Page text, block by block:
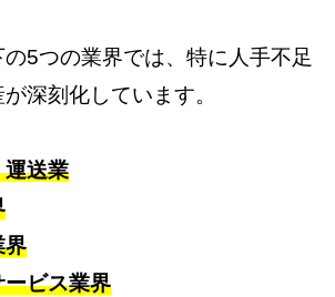
5つの業界では、特に人手不足
深刻化しています。
運送業
界
ビス業界